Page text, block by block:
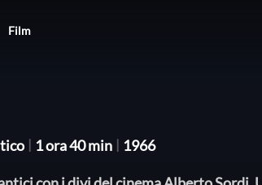
Film
| 1 ora 40 min | 1966